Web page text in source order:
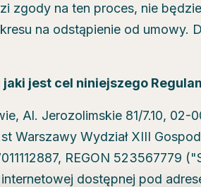
zgody na ten proces, nie
na odstąpienie od umowy.
jest cel niniejszego
Al. Jerozolimskie 81/7.10, 02-
Warszawy Wydział XIII
REGON 523567779
dostępnej pod